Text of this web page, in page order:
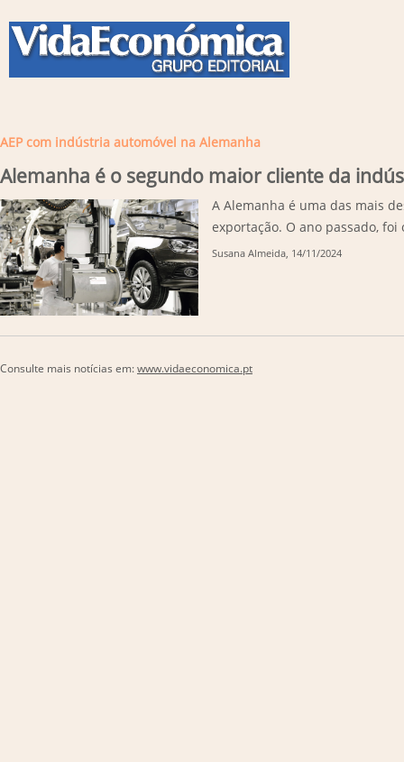
AEP com indústria automóvel na Alemanha
Alemanha é o segundo maior cliente da
A Alemanha é uma das mais
exportação. O ano passado,
Susana Almeida, 14/11/2024
Consulte mais notícias em:www.vidaeconomica.pt